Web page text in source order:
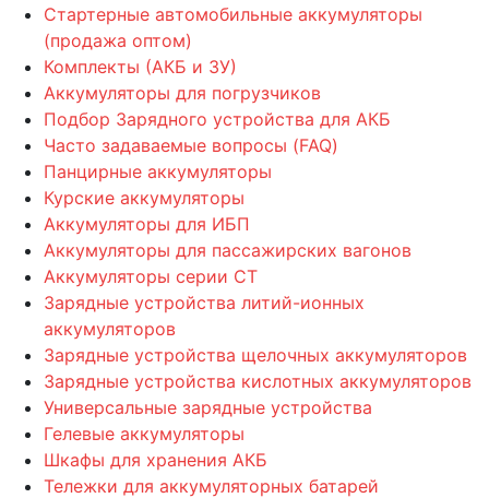
Стартерные автомобильные аккумуляторы
(продажа оптом)
Комплекты (АКБ и ЗУ)
Аккумуляторы для погрузчиков
Подбор Зарядного устройства для АКБ
Часто задаваемые вопросы (FAQ)
Панцирные аккумуляторы
Курские аккумуляторы
Аккумуляторы для ИБП
Аккумуляторы для пассажирских вагонов
Аккумуляторы серии СТ
Зарядные устройства литий-ионных
аккумуляторов
Зарядные устройства щелочных аккумуляторов
Зарядные устройства кислотных аккумуляторов
Универсальные зарядные устройства
Гелевые аккумуляторы
Шкафы для хранения АКБ
Тележки для аккумуляторных батарей